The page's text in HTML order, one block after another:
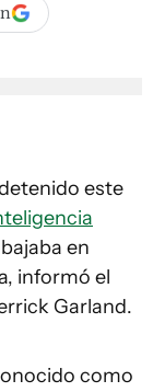
este
en
informó el
Garland.
como